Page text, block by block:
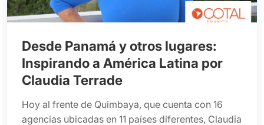
Desde Panamá y otros lugares:
Inspirando a América Latina por
Claudia Terrade
Hoy al frente de Quimbaya, que cuenta con 16
agencias ubicadas en 11 países diferentes, Claudia